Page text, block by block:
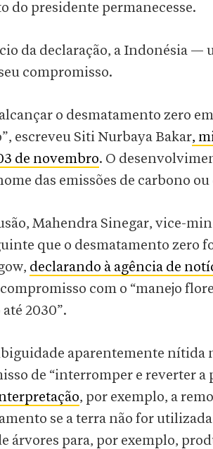
do presidente permanecesse.
da declaração, a Indonésia —
compromisso.
o desmatamento zero
escreveu Siti Nurbaya Bakar,
de novembro. O
das emissões de carbono
Mahendra Sinegar, vice-
que o desmatamento zero
declarando à agência de
com o “manejo
2030”.
aparentemente nítida
de “interromper e reverter a
, por exemplo, a
se a terra não for
árvores para, por exemplo,